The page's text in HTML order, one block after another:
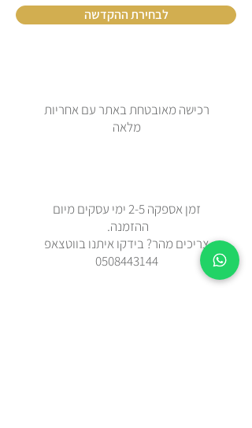
לבחירת ההקדשה
רכישה מאובטחת באתר עם אחריות
מלאה
זמן אספקה 2-5 ימי עסקים מיום
ההזמנה.
צריכים מהר? בידקו איתנו בווטצאפ
0508443144